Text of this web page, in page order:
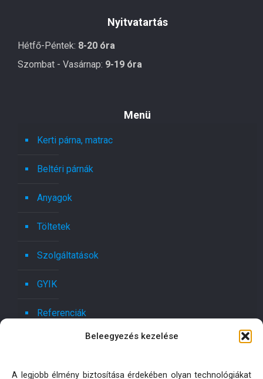
Beleegyezés kezelése
A legjobb élmény biztosítása érdekében olyan technológiákat
Nyitvatartás
Hétfő-Péntek: 8-20 óra
Szombat - Vasárnap: 9-19 óra
Menü
Kerti párna, matrac
Beltéri párnák
Anyagok
Töltetek
Szolgáltatások
GYIK
Referenciák
Ajánlatot kérek!